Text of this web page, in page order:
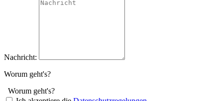
Nachricht:
Worum geht's?
Worum geht's?